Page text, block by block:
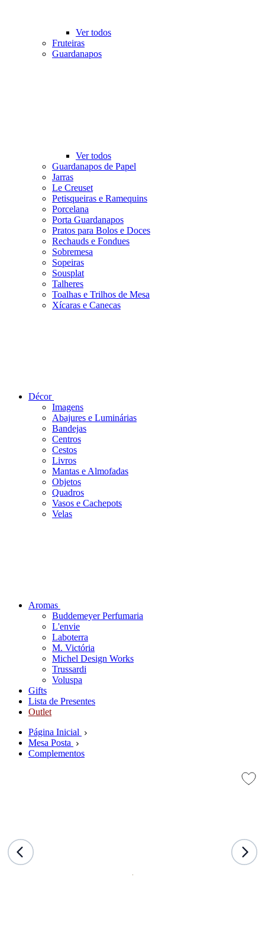
Ver todos
Fruteiras
Guardanapos
Ver todos
Guardanapos de Papel
Jarras
Le Creuset
Petisqueiras e Ramequins
Porcelana
Porta Guardanapos
Pratos para Bolos e Doces
Rechauds e Fondues
Sobremesa
Sopeiras
Sousplat
Talheres
Toalhas e Trilhos de Mesa
Xícaras e Canecas
Décor
Imagens
Abajures e Luminárias
Bandejas
Centros
Cestos
Livros
Mantas e Almofadas
Objetos
Quadros
Vasos e Cachepots
Velas
Aromas
Buddemeyer Perfumaria
L'envie
Laboterra
M. Victória
Michel Design Works
Trussardi
Voluspa
Gifts
Lista de Presentes
Outlet
Página Inicial
Mesa Posta
Complementos